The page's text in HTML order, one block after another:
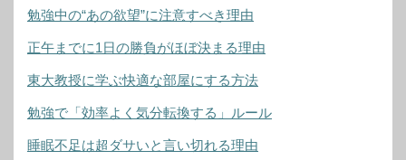
勉強中の“あの欲望”に注意すべき理由
正午までに1日の勝負がほぼ決まる理由
東大教授に学ぶ快適な部屋にする方法
勉強で「効率よく気分転換する」ルール
睡眠不足は超ダサいと言い切れる理由